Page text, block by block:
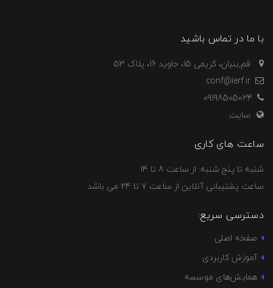
با ما در تماس باشید
قم,بنیان، کریمی 15، جاوید 16، پلاک 53
09198505024
سایت
ساعت های کاری
شنبه تا پنج شنبه: از ساعت 8 تا 14
ساعت پشتیبانی آنلاین از ساعت 7 تا 24 می باشد
دسترسی سریع:
صفحه اصلی
آموزش کاربردی
همایش‌های موسسه